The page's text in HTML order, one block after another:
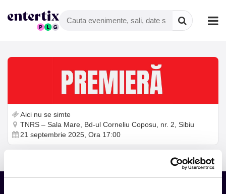
Aici nu se simte
TNRS – Sala Mare, Bd-ul Corneliu Coposu, nr. 2, Sibiu
21 septembrie 2025, Ora 17:00